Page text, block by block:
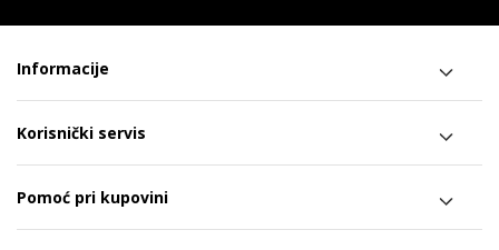
Informacije
Korisnički servis
Pomoć pri kupovini